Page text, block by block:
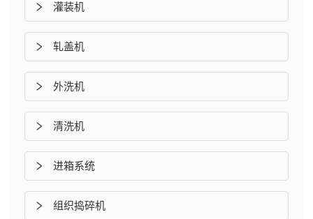
灌装机
轧盖机
外洗机
清洗机
进箱系统
组织捣碎机